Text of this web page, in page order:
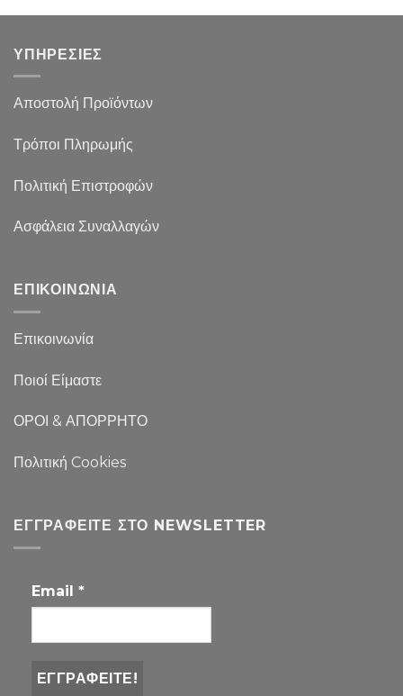
ΥΠΗΡΕΣΙΕΣ
Αποστολή Προϊόντων
Τρόποι Πληρωμής
Πολιτική Επιστροφών
Ασφάλεια Συναλλαγών
ΕΠΙΚΟΙΝΩΝΙΑ
Επικοινωνία
Ποιοί Είμαστε
ΟΡΟΙ & ΑΠΟΡΡΗΤΟ
Πολιτική Cookies
ΕΓΓΡΑΦΕΊΤΕ ΣΤΟ NEWSLETTER
Email *